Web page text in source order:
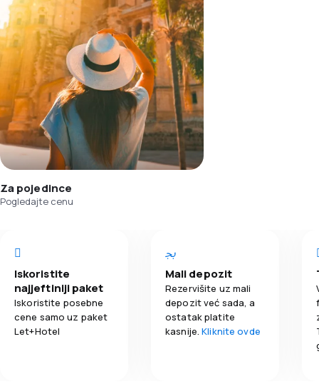
Za pojedince
Pogledajte cenu
Iskoristite
najjeftiniji paket
Iskoristite posebne
cene samo uz paket
Let+Hotel
Mali depozit
Rezervišite uz mali
depozit već sada, a
ostatak platite
kasnije.Kliknite ovde